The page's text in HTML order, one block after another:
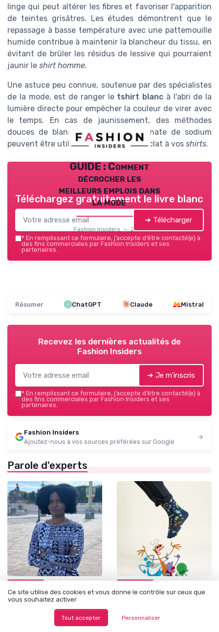
linge qui peut altérer les fibres et favoriser l'apparition
de teintes grisâtres. Les études démontrent que le
repassage à basse température avec une pattemouille
humide contribue à maintenir la blancheur du tissu, en
évitant de brûler les résidus de lessive qui pourraient
jaunir le shirt homme.
Une astuce peu connue, soutenue par des spécialistes
de la mode, est de ranger le tshirt blanc à l'abri de la
lumière directe pour empêcher la couleur de virer avec
le temps. En cas de jaunissement, des méthodes
douces de blanchiment au percarbonate de sodium
peuvent être utilisées pour redonner éclat à vos shirts.
GUIDE : Comment
décrocher les
meilleurs emplois dans
la mode
Fashion Insiders — 2026
Téléchargez gratuitement le livre blanc
➔ Télécharger
* En remplissant ce formulaire, j’accepte d’être contacté(e) à
des fins commerciales par Fashion Insiders et ses
partenaires.
Résumer ChatGPT Claude Mistral
Recevez les dernières actualités de
Fashion Insiders
➔ Je m'inscris
* En remplissant ce formulaire, j’accepte d’être contacté(e) à
des fins commerciales par Fashion Insiders et ses
partenaires.
Fashion Insiders
Ajoutez-nous à vos sources préférées sur Google
Parole d'experts
Interview de Cynthia Asije de
Adirelounge : Valoriser le
patrimoine textile nigérian
par le design contemporain
Interview de Guillaume
années 90 grâce au produit
Ce site utilise des cookies et vous donne le contrôle sur ceux que
vous souhaitez activer
Tout accepter Personnaliser